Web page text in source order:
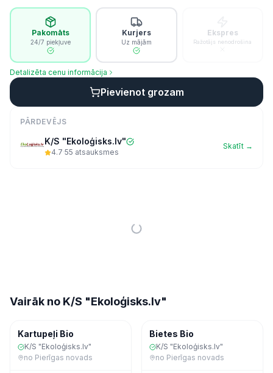
Pakomāts
24/7 piekļuve
Kurjers
Uz mājām
Ekspres
Ražotājs nenodrošina
Detalizēta cenu informācija
Pievienot grozam
PĀRDEVĒJS
K/S "Ekoloģisks.lv"
4.7·55 atsauksmes
Skatīt →
Vairāk no K/S "Ekoloģisks.lv"
Kartupeļi Bio
K/S "Ekoloģisks.lv"
no Pierīgas novads
Bietes Bio
K/S "Ekoloģisks.lv"
no Pierīgas novads